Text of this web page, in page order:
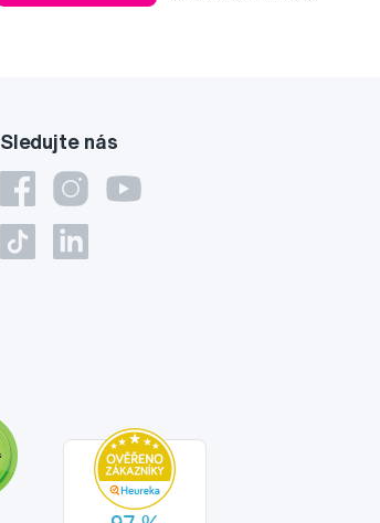
Sledujte nás